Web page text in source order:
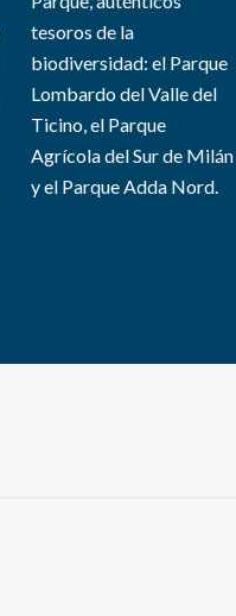
tesoros de la
biodiversidad: el Parque
Lombardo del Valle del
Ticino, el Parque
Agrícola del Sur de Milán
y el Parque Adda Nord.